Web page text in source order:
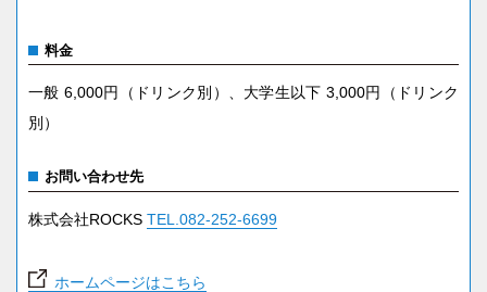
料金
一般 6,000円（ドリンク別）、大学生以下 3,000円（ドリンク
別）
お問い合わせ先
株式会社ROCKS TEL.082-252-6699
ホームページはこちら